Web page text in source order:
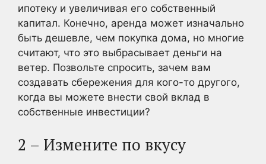
ипотеку и увеличивая его собственный
капитал. Конечно, аренда может изначально
быть дешевле, чем покупка дома, но многие
считают, что это выбрасывает деньги на
ветер. Позвольте спросить, зачем вам
создавать сбережения для кого-то другого,
когда вы можете внести свой вклад в
собственные инвестиции?
2 – Измените по вкусу